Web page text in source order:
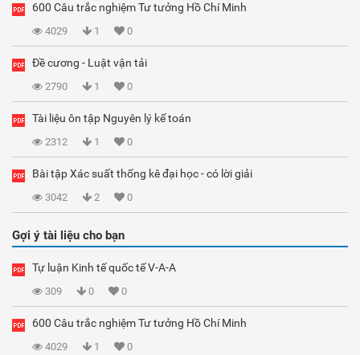
600 Câu trắc nghiệm Tư tưởng Hồ Chí Minh
4029 1 0
Đề cương - Luật vận tải
2790 1 0
Tài liệu ôn tập Nguyên lý kế toán
2312 1 0
Bài tập Xác suất thống kê đại học - có lời giải
3042 2 0
Gợi ý tài liệu cho bạn
Tự luận Kinh tế quốc tế V-A-A
309 0 0
600 Câu trắc nghiệm Tư tưởng Hồ Chí Minh
4029 1 0